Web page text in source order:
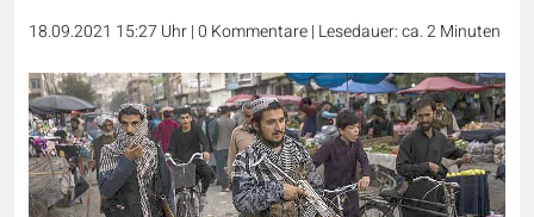
18.09.2021 15:27 Uhr|0 Kommentare| Lesedauer: ca. 2 Minuten